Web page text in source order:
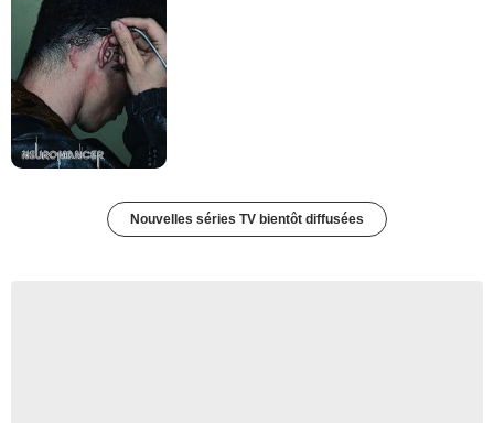
Nouvelles séries TV bientôt diffusées